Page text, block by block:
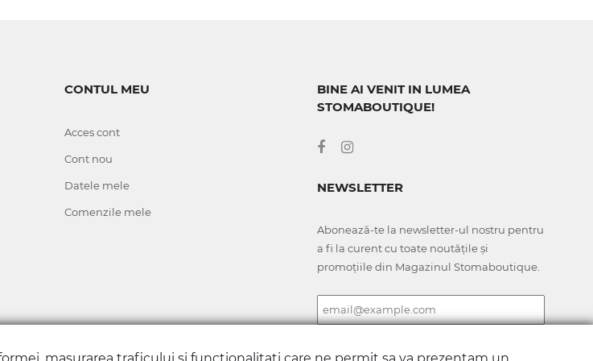
CONTUL MEU
Acces cont
Cont nou
Datele mele
Comenzile mele
BINE AI VENIT IN LUMEA
STOMABOUTIQUE!
NEWSLETTER
Abonează-te la newsletter-ul nostru pentru
a fi la curent cu toate noutățile și
promoțiile din Magazinul Stomaboutique.